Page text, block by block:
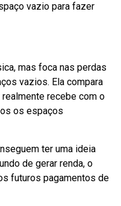
vazio para fazer
mas foca nas perdas
vazios. Ela compara
recebe com o
os espaços
ter uma ideia
de gerar renda, o
futuros pagamentos de